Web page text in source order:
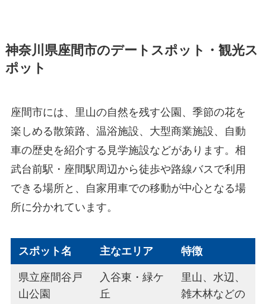
神奈川県座間市のデートスポット・観光ス
ポット
座間市には、里山の自然を残す公園、季節の花を
楽しめる散策路、温浴施設、大型商業施設、自動
車の歴史を紹介する見学施設などがあります。相
武台前駅・座間駅周辺から徒歩や路線バスで利用
できる場所と、自家用車での移動が中心となる場
所に分かれています。
スポット名 主なエリア 特徴
県立座間谷戸
山公園
入谷東・緑ケ
丘
里山、水辺、
雑木林などの